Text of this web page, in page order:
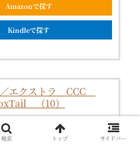
Amazonで探す
Kindleで探す
／エクストラ CCC
（10）
with
ヨメレバ
検索 トップ サイドバー